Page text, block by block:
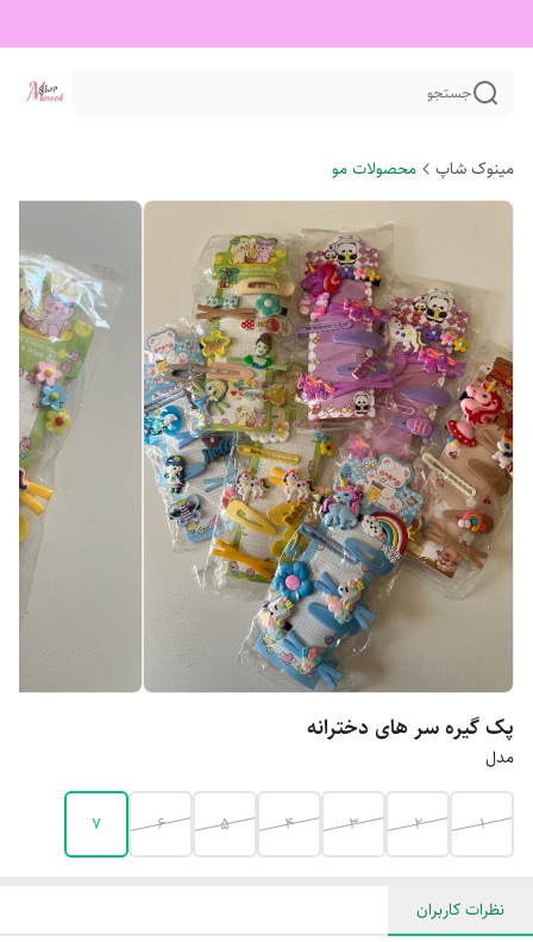
جستجو
مینوک شاپ محصولات مو
پک گیره سر های دخترانه
مدل
۱ ۲ ۳ ۴ ۵ ۶ ۷
نظرات کاربران